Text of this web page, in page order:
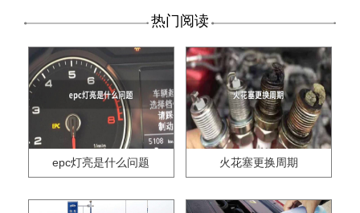
热门阅读
epc灯亮是什么问题 火花塞更换周期